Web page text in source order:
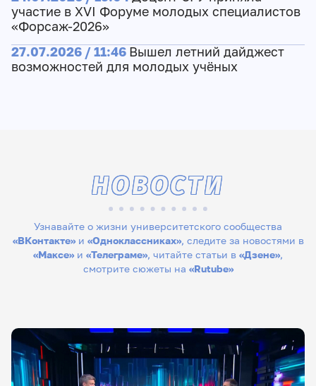
участие в XVI Форуме молодых специалистов
«Форсаж-2026»
27.07.2026 / 11:46 Вышел летний дайджест
возможностей для молодых учёных
Узнавайте о жизни университетского сообщества
«ВКонтакте»и «Одноклассниках», следите за новостями в
«Максе» и «Телеграме», читайте статьи в «Дзене»,
смотрите сюжеты на «Rutube»
НОВОСТИ